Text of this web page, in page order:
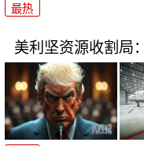
最热
美利坚资源收割局